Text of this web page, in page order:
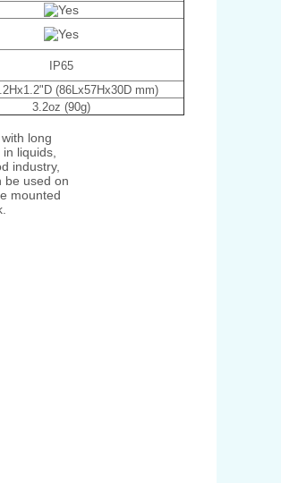
IP65
(86Lx57Hx30D mm)
3.2oz (90g)
long
liquids,
industry,
be used on
mounted